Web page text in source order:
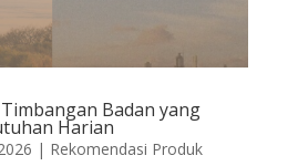
Badan yang
Harian
| Rekomendasi Produk